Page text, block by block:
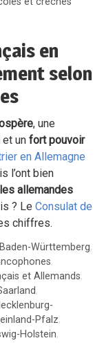
en
selon
, une
et unfort pouvoir
en Allemagne
l’ont bien
allemandes
? LeConsulat de
chiffres.
Baden-Württemberg,
,
et Allemands,
,
Pfalz,
Holstein,